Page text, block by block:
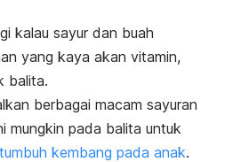
kalau sayur dan buah
yang kaya akan vitamin,
balita.
berbagai macam sayuran
mungkin pada balita untuk
kembang pada anak.